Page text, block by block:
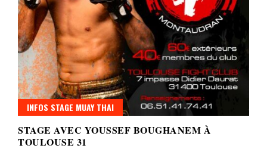
INFOS STAGE MUAY THAI
STAGE AVEC YOUSSEF BOUGHANEM À
TOULOUSE 31